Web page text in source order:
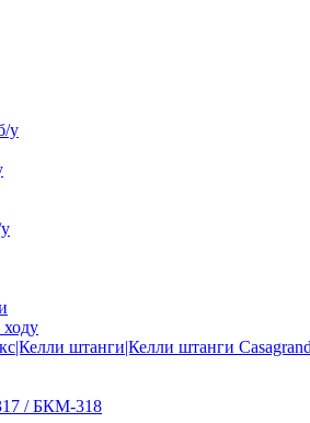
у
штанги|Келли штанги
/ БКМ-318